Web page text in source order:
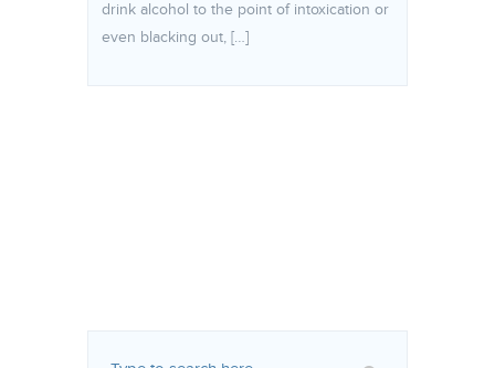
drink alcohol to the point of intoxication or
even blacking out, […]